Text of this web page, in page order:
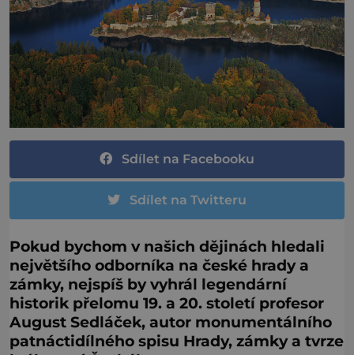
Sdílet na Facebooku
Sdílet na Twitteru
Pokud bychom v našich dějinách hledali
největšího odborníka na české hrady a
zámky, nejspíš by vyhrál legendární
historik přelomu 19. a 20. století profesor
August Sedláček, autor monumentálního
patnáctidílného spisu Hrady, zámky a tvrze